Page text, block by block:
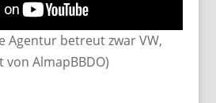
Agentur betreut zwar VW,
von AlmapBBDO)